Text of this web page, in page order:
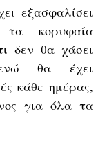
εξασφαλίσει
τα κορυφαία
δεν θα χάσει
θα έχει
κάθε ημέρας,
για όλα τα